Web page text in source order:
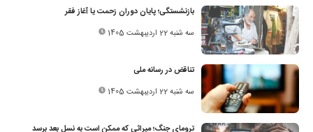
بازنشستگی؛ پایان دوران زحمت یا آغاز فقر
سه شنبه 22 اردیبهشت 1405
تناقض در رسانه ملی
سه شنبه 22 اردیبهشت 1405
ترومای جنگ؛ میراثی که ممکن است به نسل بعد برسد